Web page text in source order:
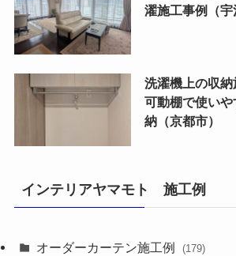
濯施工事例（宇
洗濯機上の収納
可動棚で使い
納（京都市）
インテリアヤマモト 施工例
オーダーカーテン施工例 (179)